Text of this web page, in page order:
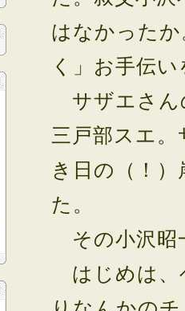
はなかった
く」お手伝
サザエさん
三戸部スエ
き日の（！
た。
その小沢昭
はじめは、